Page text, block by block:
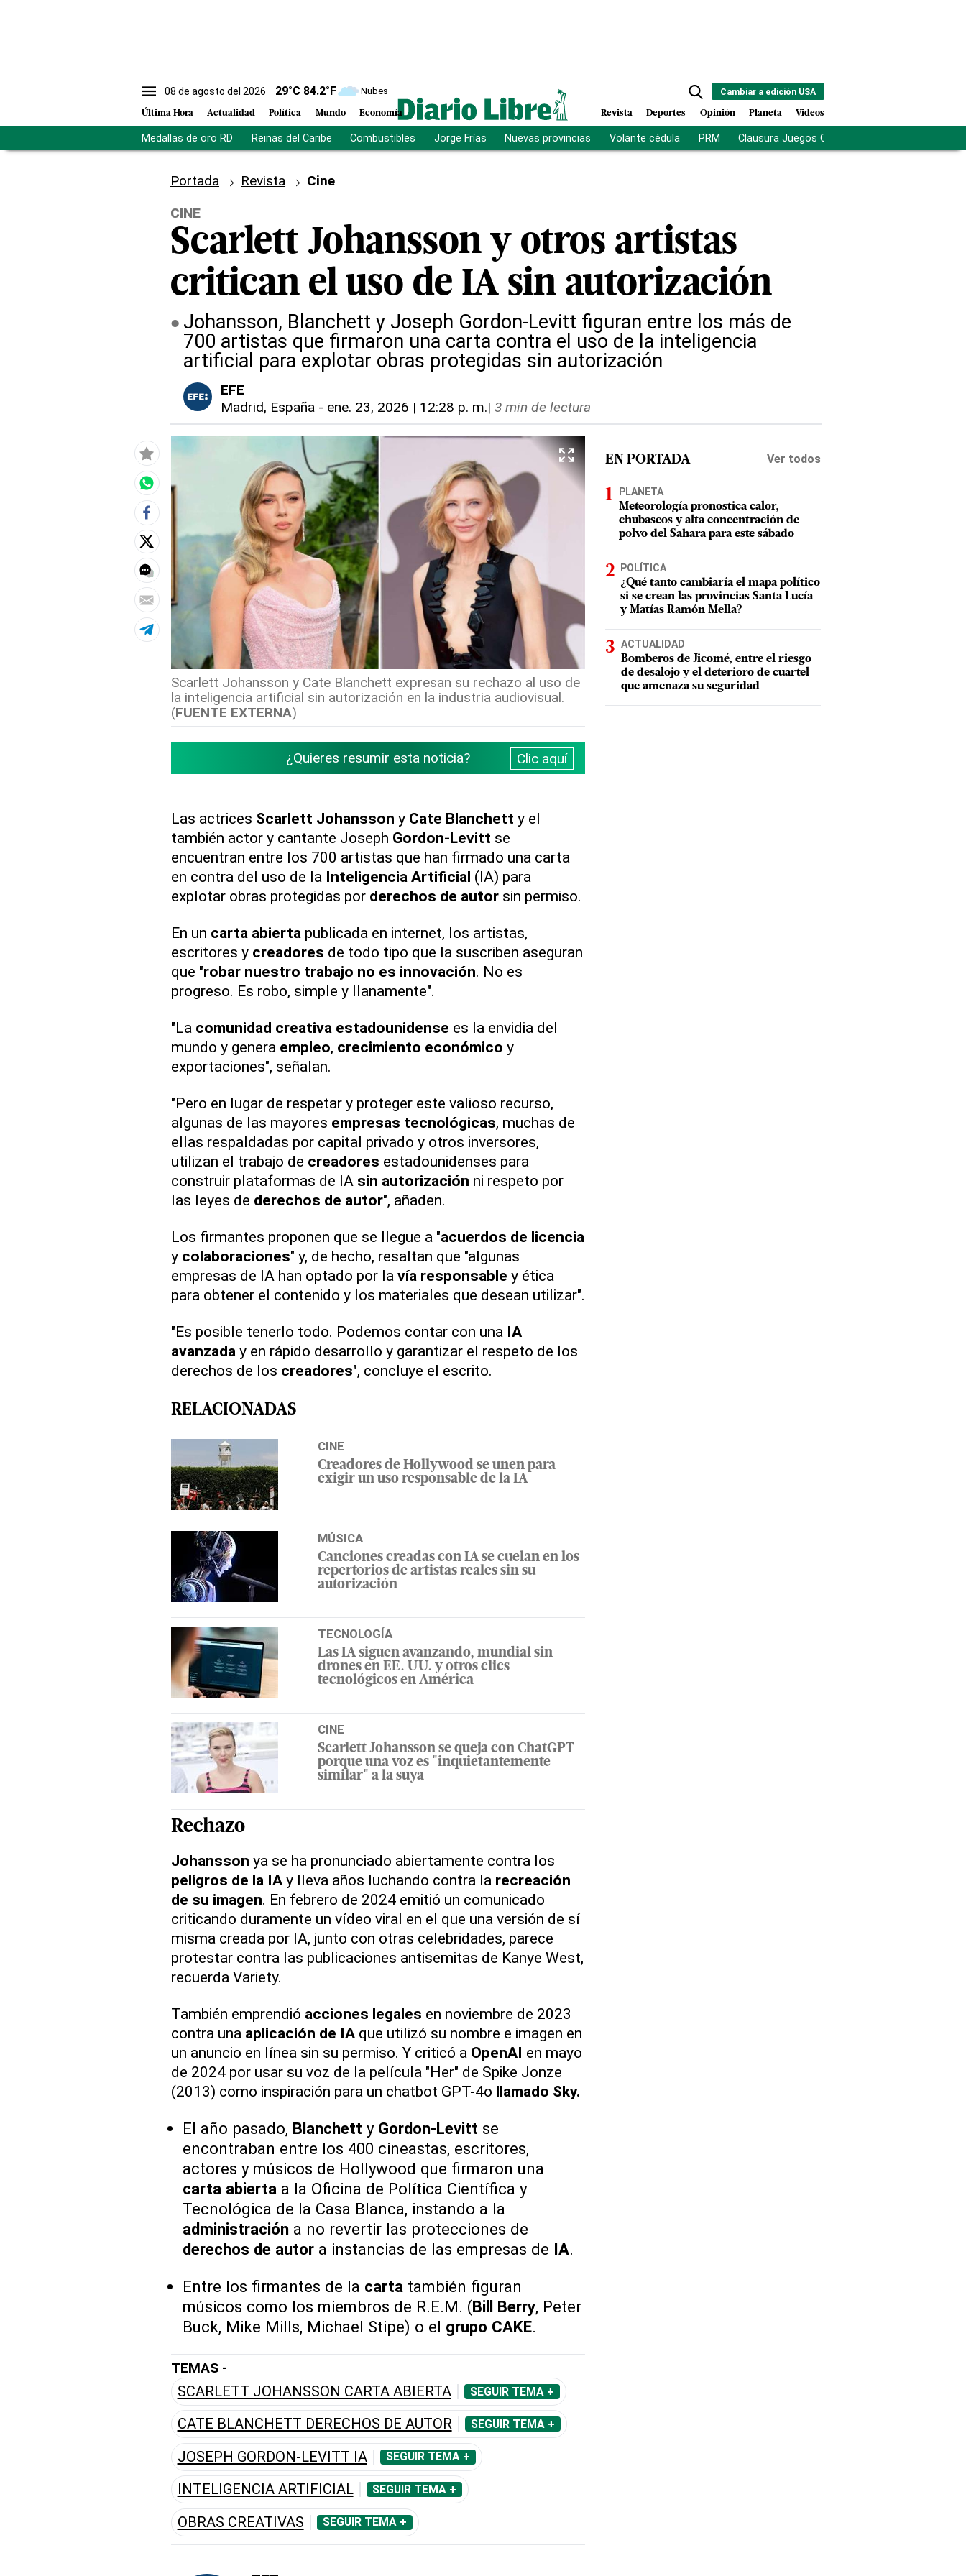
08 de agosto del 2026 29°C 84.2°F Nubes
Última Hora Actualidad Política Mundo Economía
Cambiar a edición USA
Revista Deportes Opinión Planeta Videos
Medallas de oro RD Reinas del Caribe Combustibles Jorge Frías Nuevas provincias Volante cédula PRM Clausura Juegos Centroamericanos
Portada Revista
Cine
CINE
Scarlett Johansson y otros artistas
critican el uso de IA sin autorización
Johansson, Blanchett y Joseph Gordon-Levitt figuran entre los más de
700 artistas que firmaron una carta contra el uso de la inteligencia
artificial para explotar obras protegidas sin autorización
EFE
Madrid, España - ene. 23, 2026 | 12:28 p. m.| 3 min de lectura
Scarlett Johansson y Cate Blanchett expresan su rechazo al uso de
la inteligencia artificial sin autorización en la industria audiovisual.
(FUENTE EXTERNA)
¿Quieres resumir esta noticia? Clic aquí
Las actrices Scarlett Johansson y Cate Blanchett y el
también actor y cantante Joseph Gordon-Levitt se
encuentran entre los 700 artistas que han firmado una carta
en contra del uso de la Inteligencia Artificial (IA) para
explotar obras protegidas por derechos de autorsin permiso.
En un carta abiertapublicada en internet, los artistas,
escritores y creadores de todo tipo que la suscriben aseguran
que "robar nuestro trabajo no es innovación. No es
progreso. Es robo, simple y llanamente".
"La comunidad creativa estadounidense es la envidia del
mundo y genera empleo, crecimiento económico y
exportaciones", señalan.
"Pero en lugar de respetar y proteger este valioso recurso,
algunas de las mayores empresas tecnológicas, muchas de
ellas respaldadas por capital privado y otros inversores,
utilizan el trabajo de creadores estadounidenses para
construir plataformas de IA sin autorización ni respeto por
las leyes de derechos de autor", añaden.
Los firmantes proponen que se llegue a "acuerdos de licencia
y colaboraciones" y, de hecho, resaltan que "algunas
empresas de IA han optado por la vía responsable y ética
para obtener el contenido y los materiales que desean utilizar".
"Es posible tenerlo todo. Podemos contar con una IA
avanzaday en rápido desarrollo y garantizar el respeto de los
derechos de los creadores", concluye el escrito.
RELACIONADAS
CINE
Creadores de Hollywood se unen para
exigir un uso responsable de la IA
MÚSICA
Canciones creadas con IA se cuelan en los
repertorios de artistas reales sin su
autorización
TECNOLOGÍA
Las IA siguen avanzando, mundial sin
drones en EE. UU. y otros clics
tecnológicos en América
CINE
Scarlett Johansson se queja con ChatGPT
porque una voz es "inquietantemente
similar" a la suya
Rechazo
Johansson ya se ha pronunciado abiertamente contra los
peligros de la IAy lleva años luchando contra la recreación
de su imagen. En febrero de 2024 emitió un comunicado
criticando duramente un vídeo viral en el que una versión de sí
misma creada por IA, junto con otras celebridades, parece
protestar contra las publicaciones antisemitas de Kanye West,
recuerda Variety.
También emprendió acciones legales en noviembre de 2023
contra una aplicación de IAque utilizó su nombre e imagen en
un anuncio en línea sin su permiso. Y criticó a OpenAI en mayo
de 2024 por usar su voz de la película "Her" de Spike Jonze
(2013) como inspiración para un chatbot GPT-4o llamado Sky.
El año pasado, Blanchett y Gordon-Levitt se
encontraban entre los 400 cineastas, escritores,
actores y músicos de Hollywood que firmaron una
carta abierta a la Oficina de Política Científica y
Tecnológica de la Casa Blanca, instando a la
administración a no revertir las protecciones de
derechos de autora instancias de las empresas de IA.
Entre los firmantes de la carta también figuran
músicos como los miembros de R.E.M. (Bill Berry, Peter
Buck, Mike Mills, Michael Stipe) o el grupo CAKE.
TEMAS -
SCARLETT JOHANSSON CARTA ABIERTA SEGUIR TEMA +
CATE BLANCHETT DERECHOS DE AUTOR SEGUIR TEMA +
JOSEPH GORDON-LEVITT IA SEGUIR TEMA +
INTELIGENCIA ARTIFICIAL SEGUIR TEMA +
OBRAS CREATIVAS SEGUIR TEMA +
EN PORTADA Ver todos
PLANETA
Meteorología pronostica calor,
chubascos y alta concentración de
polvo del Sahara para este sábado
POLÍTICA
¿Qué tanto cambiaría el mapa político
si se crean las provincias Santa Lucía
y Matías Ramón Mella?
ACTUALIDAD
Bomberos de Jicomé, entre el riesgo
de desalojo y el deterioro de cuartel
que amenaza su seguridad